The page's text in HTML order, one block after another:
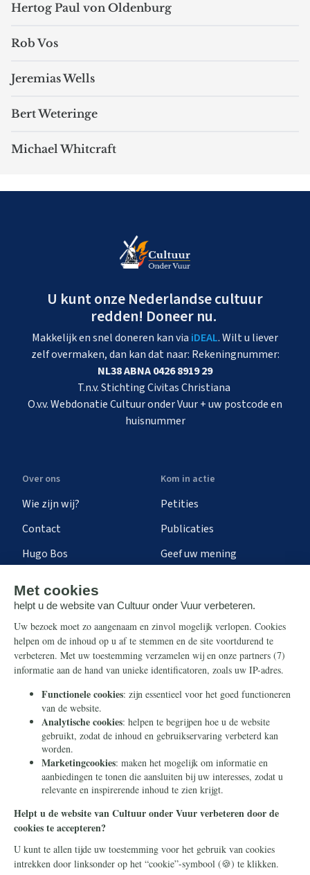
Hertog Paul von Oldenburg
Rob Vos
Jeremias Wells
Bert Weteringe
Michael Whitcraft
U kunt onze Nederlandse cultuur
redden! Doneer nu.
Makkelijk en snel doneren kan via iDEAL. Wilt u liever
zelf overmaken, dan kan dat naar: Rekeningnummer:
NL38 ABNA 0426 8919 29
T.n.v. Stichting Civitas Christiana
O.v.v. Webdonatie Cultuur onder Vuur + uw postcode en
huisnummer
Over ons
Wie zijn wij?
Contact
Hugo Bos
Kom in actie
Petities
Publicaties
Geef uw mening
Steun ons
Nieuwsbrief
Eenmalig
Maandelijks
Periodiek
Nalaten
Zelf overschrijven
Info
Contact
Ontvang onze Telegram-
berichten
© 2026 Stichting Civitas Christiana
Cookieverklaring